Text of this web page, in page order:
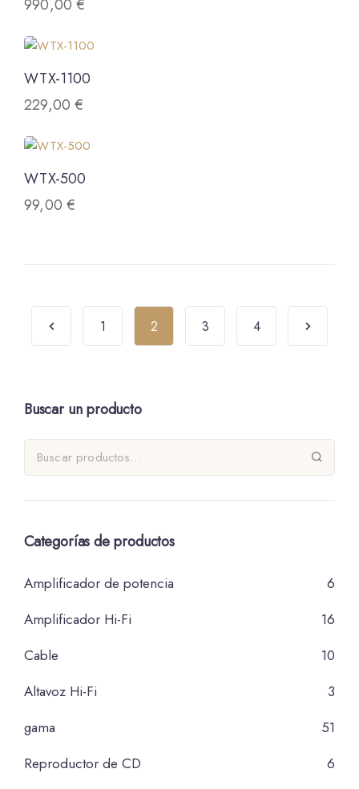
990,00€
WTX-1100
229,00€
WTX-500
99,00€
1 2 3 4
Buscar un producto
Categorías de productos
Amplificador de potencia
6
Amplificador Hi-Fi
16
Cable
10
Altavoz Hi-Fi
3
gama
51
Reproductor de CD
6